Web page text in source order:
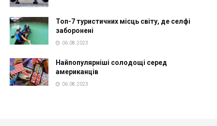
Топ-7 туристичних місць світу, де селфі
заборонені
06.08.2023
Найпопулярніші солодощі серед
американців
06.08.2023